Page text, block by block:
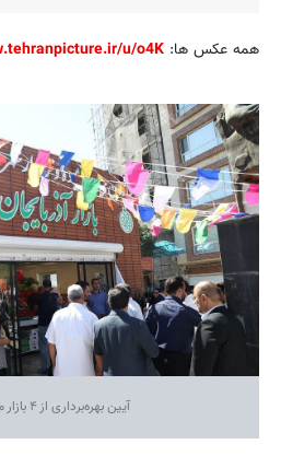
همه عکس ها: u/o4K
آیین بهره‌برداری از ۴ بازار میوه و تره‌بار